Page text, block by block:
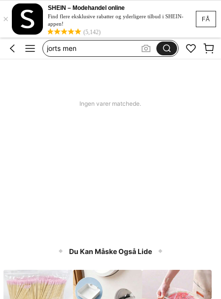
FÅ
×
SHEIN – Modehandel online
Find flere eksklusive rabatter og yderligere tilbud i SHEIN-
appen!
(5,142)
women swimming wear
missguided
jorts men
Ingen varer matchede.
Du Kan Måske Også Lide